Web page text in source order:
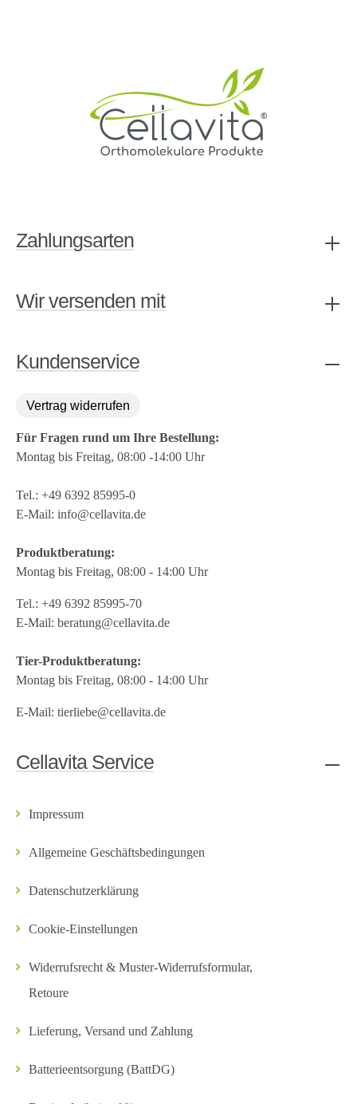
Zahlungsarten
Wir versenden mit
Kundenservice
Vertrag widerrufen
Für Fragen rund um Ihre Bestellung:
Montag bis Freitag, 08:00 -14:00 Uhr
Tel.: +49 6392 85995-0
E-Mail: info@cellavita.de
Produktberatung:
Montag bis Freitag, 08:00 - 14:00 Uhr
Tel.: +49 6392 85995-70
E-Mail: beratung@cellavita.de
Tier-Produktberatung:
Montag bis Freitag, 08:00 - 14:00 Uhr
E-Mail: tierliebe@cellavita.de
Cellavita Service
Impressum
Allgemeine Geschäftsbedingungen
Datenschutzerklärung
Cookie-Einstellungen
Widerrufsrecht & Muster-Widerrufsformular,
Retoure
Lieferung, Versand und Zahlung
Batterieentsorgung (BattDG)